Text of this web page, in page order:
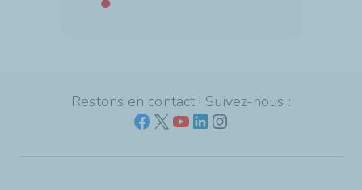
Restons en contact ! Suivez-nous :